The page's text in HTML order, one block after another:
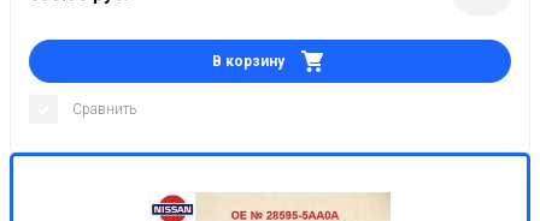
В корзину
Сравнить